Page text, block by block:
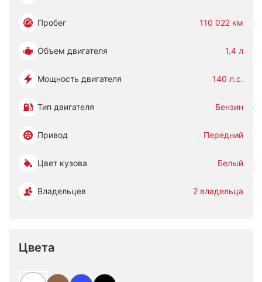
Пробег 110 022 км
Объем двигателя 1.4 л
Мощность двигателя 140 л.с.
Тип двигателя Бензин
Привод Передний
Цвет кузова Белый
Владельцев 2 владельца
Цвета